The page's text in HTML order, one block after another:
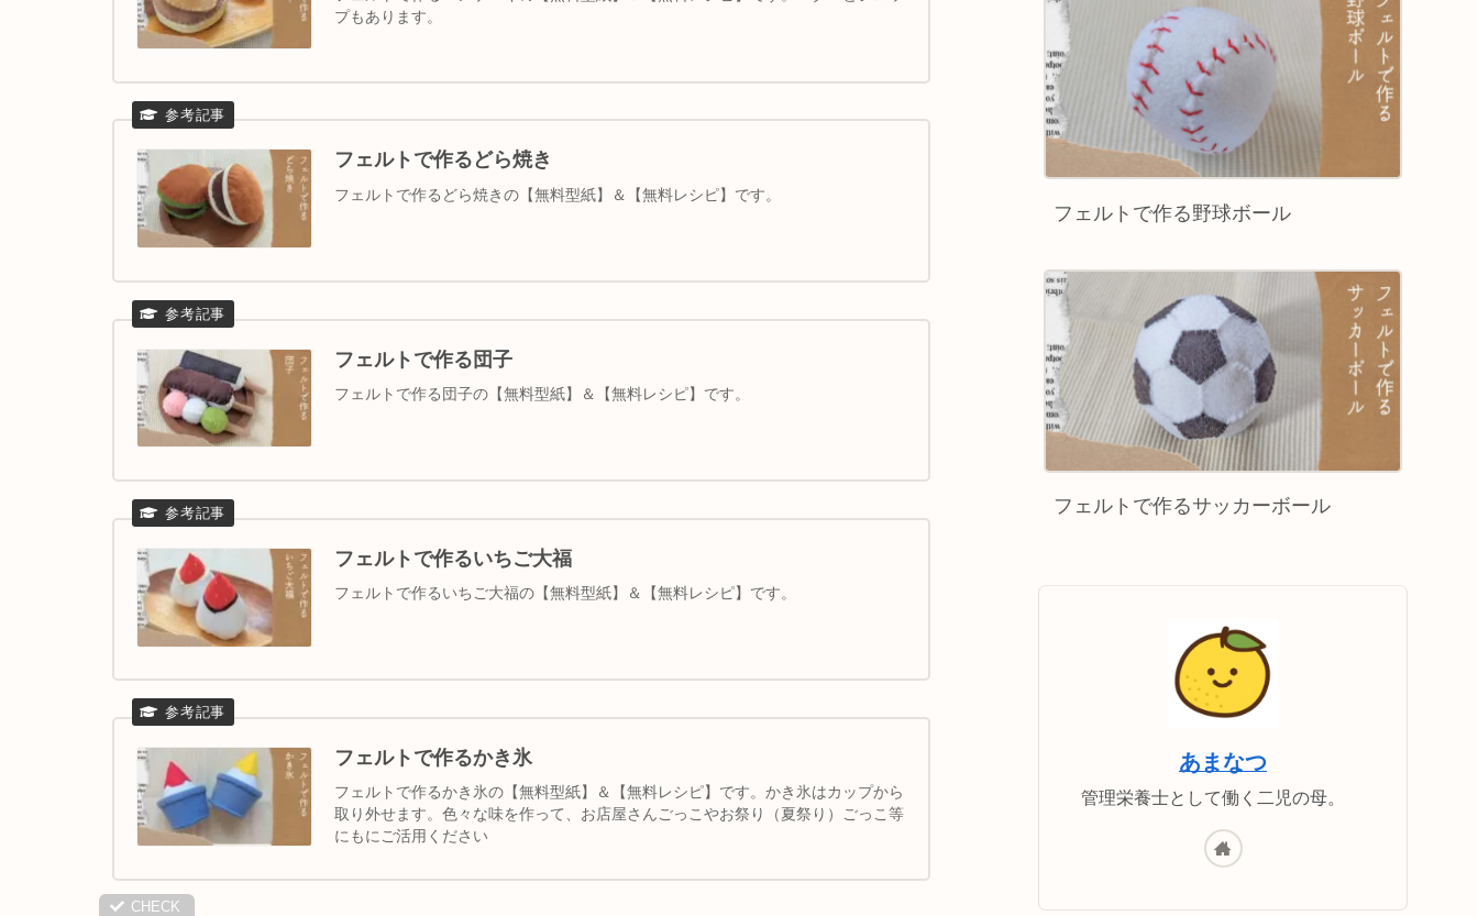
プもあります。
フェルトで作るどら焼き
フェルトで作るどら焼きの【無料型紙】＆【無料レシピ】です。
フェルトで作る団子
フェルトで作る団子の【無料型紙】＆【無料レシピ】です。
フェルトで作るいちご大福
フェルトで作るいちご大福の【無料型紙】＆【無料レシピ】です。
フェルトで作るかき氷
フェルトで作るかき氷の【無料型紙】＆【無料レシピ】です。かき氷はカップから
取り外せます。色々な味を作って、お店屋さんごっこやお祭り（夏祭り）ごっこ等
にもにご活用ください
フェルトで作る野球ボール
フェルトで作るサッカーボール
あまなつ
管理栄養士として働く二児の母。